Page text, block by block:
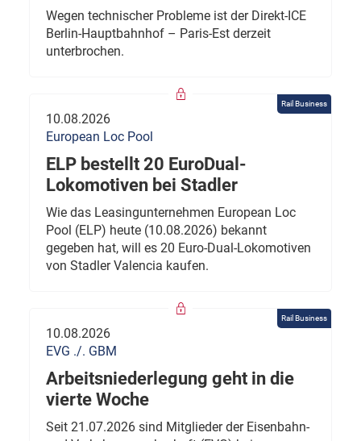
Wegen technischer Probleme ist der Direkt-ICE
Berlin-Hauptbahnhof – Paris-Est derzeit
unterbrochen.
Rail Business
10.08.2026
European Loc Pool
ELP bestellt 20 EuroDual-
Lokomotiven bei Stadler
Wie das Leasingunternehmen European Loc
Pool (ELP) heute (10.08.2026) bekannt
gegeben hat, will es 20 Euro-Dual-Lokomotiven
von Stadler Valencia kaufen.
Rail Business
10.08.2026
EVG ./. GBM
Arbeitsniederlegung geht in die
vierte Woche
Seit 21.07.2026 sind Mitglieder der Eisenbahn-